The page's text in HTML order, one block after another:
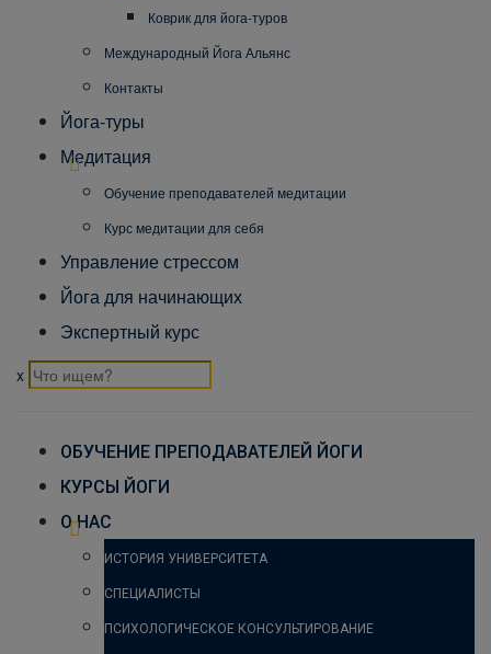
Коврик для йога-туров
Международный Йога Альянс
Контакты
Йога-туры
Медитация
Обучение преподавателей медитации
Курс медитации для себя
Управление стрессом
Йога для начинающих
Экспертный курс
x
ОБУЧЕНИЕ ПРЕПОДАВАТЕЛЕЙ ЙОГИ
КУРСЫ ЙОГИ
О НАС
ИСТОРИЯ УНИВЕРСИТЕТА
СПЕЦИАЛИСТЫ
ПСИХОЛОГИЧЕСКОЕ КОНСУЛЬТИРОВАНИЕ